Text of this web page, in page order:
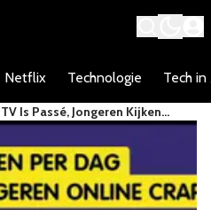
Netflix Technologie Tech in
TV Is Passé, Jongeren Kijken
Liever Online Naar YouTube, 9gag
En Lucky TV